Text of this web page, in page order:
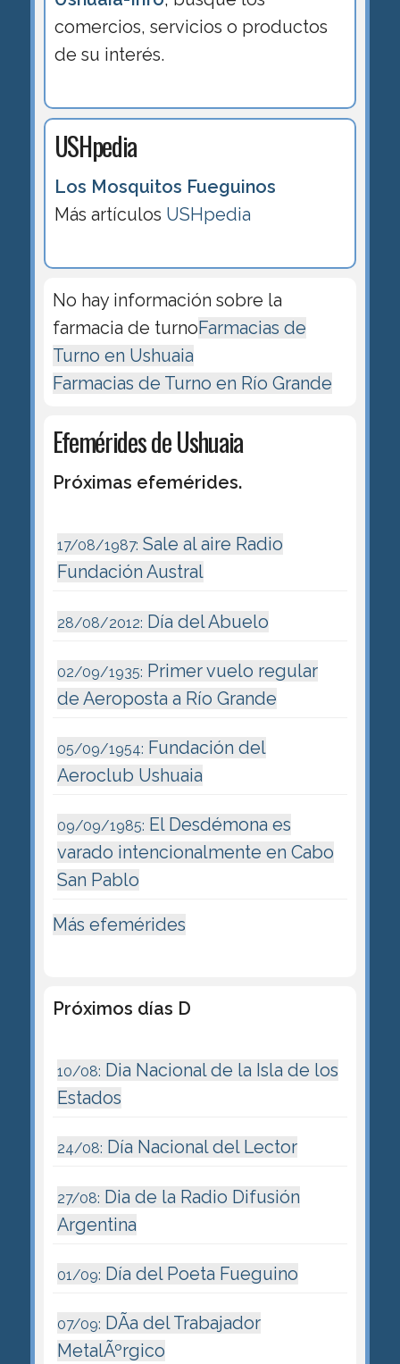
comercios, servicios o productos
de su interés.
USHpedia
Los Mosquitos Fueguinos
Más artículos USHpedia
No hay información sobre la
farmacia de turnoFarmacias de
Turno en Ushuaia
Farmacias de Turno en Río Grande
Efemérides de Ushuaia
Próximas efemérides.
17/08/1987: Sale al aire Radio
Fundación Austral
28/08/2012: Día del Abuelo
02/09/1935: Primer vuelo regular
de Aeroposta a Río Grande
05/09/1954: Fundación del
Aeroclub Ushuaia
09/09/1985: El Desdémona es
varado intencionalmente en Cabo
San Pablo
Más efemérides
Próximos días D
10/08: Dia Nacional de la Isla de los
Estados
24/08: Día Nacional del Lector
27/08: Dia de la Radio Difusión
Argentina
01/09: Día del Poeta Fueguino
07/09: DÃ­a del Trabajador
MetalÃºrgico